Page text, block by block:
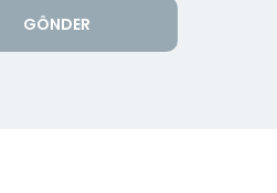
GÖNDER